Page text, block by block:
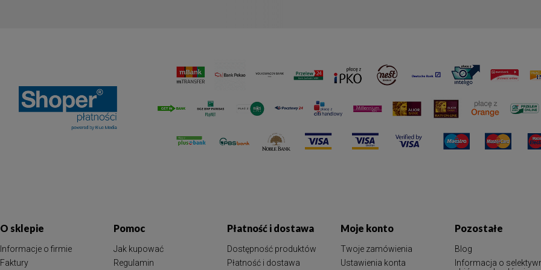
O sklepie
Informacje o firmie
Faktury
Pomoc
Jak kupować
Regulamin
Płatność i dostawa
Dostępność produktów
Płatność i dostawa
Moje konto
Twoje zamówienia
Ustawienia konta
Pozostałe
Blog
Informacja o